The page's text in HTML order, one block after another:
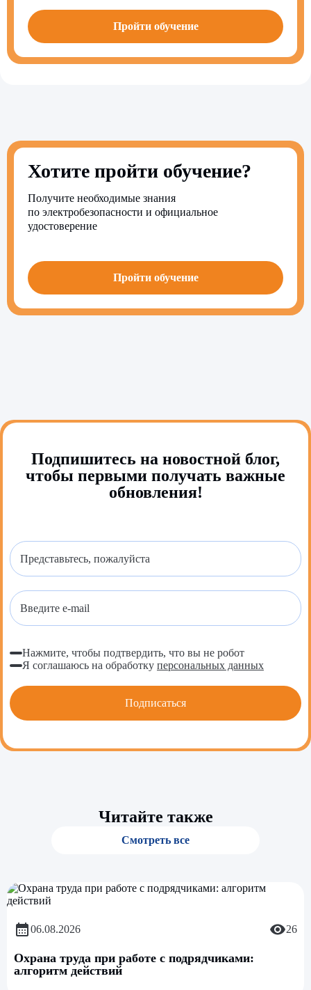
Пройти обучение
Хотите пройти обучение?
Получите необходимые знания
по электробезопасности и официальное
удостоверение
Пройти обучение
Подпишитесь на новостной блог,
чтобы первыми получать важные
обновления!
Нажмите, чтобы подтвердить, что вы не робот
Я соглашаюсь на обработку персональных данных
Читайте также
Смотреть все
06.08.2026 26
Охрана труда при работе с подрядчиками:
алгоритм действий